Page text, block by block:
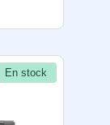
En stock